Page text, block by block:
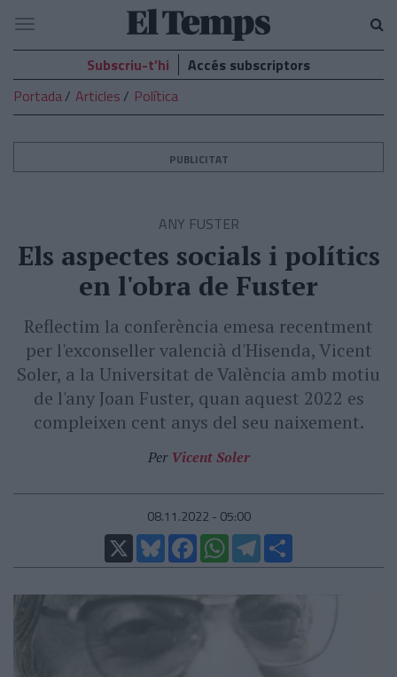
El
Temps
Navegació
Subscriu-t’hi
Accés subscriptors
Portada
Articles Política
PUBLICITAT
ANY FUSTER
Els aspectes socials i polítics
en l'obra de Fuster
Reflectim la conferència emesa recentment
per l'exconseller valencià d'Hisenda, Vicent
Soler, a la Universitat de València amb motiu
de l'any Joan Fuster, quan aquest 2022 es
compleixen cent anys del seu naixement.
Per Vicent Soler
08.11.2022 - 05:00
X
BlueskyFacebookWhatsAppTelegram